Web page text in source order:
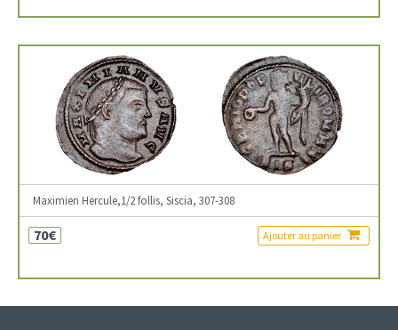
Maximien Hercule,1/2 follis, Siscia, 307-308
70€ Ajouter au panier